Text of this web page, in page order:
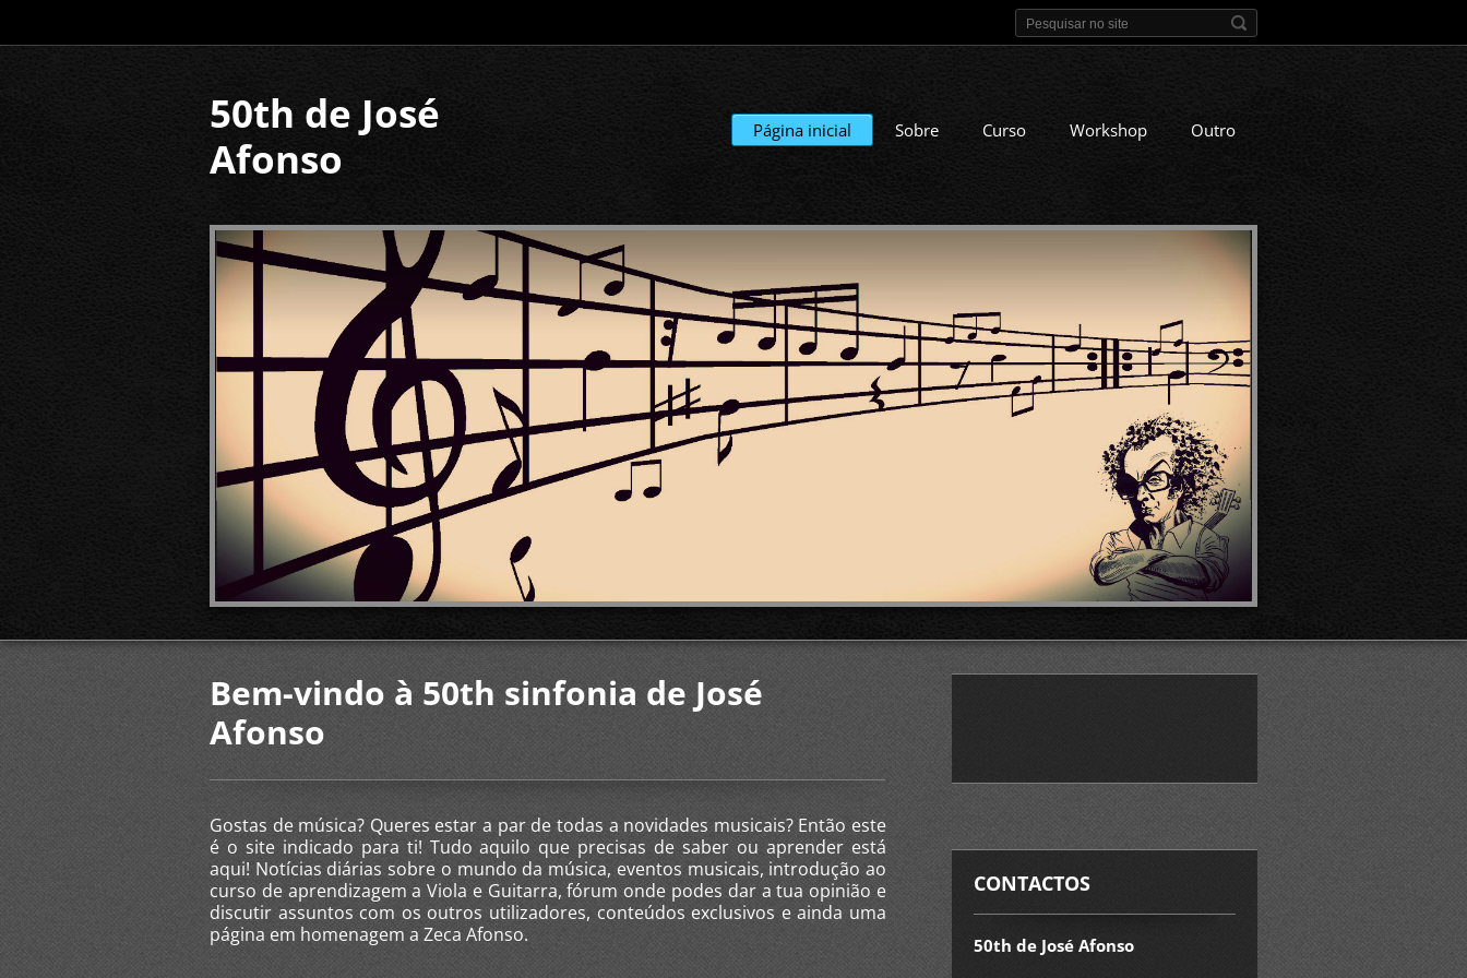
50th de José
Afonso
Página inicial Sobre Curso Workshop Outro
Bem-vindo à 50th sinfonia de José
Afonso
Gostas de música? Queres estar a par de todas a novidades musicais? Então este
é o site indicado para ti! Tudo aquilo que precisas de saber ou aprender está
aqui! Notícias diárias sobre o mundo da música, eventos musicais, introdução ao
curso de aprendizagem a Viola e Guitarra, fórum onde podes dar a tua opinião e
discutir assuntos com os outros utilizadores, conteúdos exclusivos e ainda uma
página em homenagem a Zeca Afonso.
CONTACTOS
50th de José Afonso